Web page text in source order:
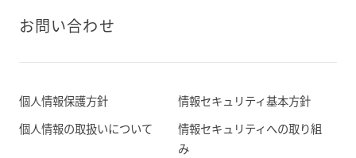
お問い合わせ
個人情報保護方針
情報セキュリティ基本方針
個人情報の取扱いについて
情報セキュリティへの取り組
み